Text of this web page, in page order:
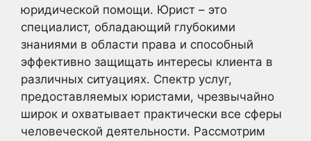
юридической помощи. Юрист – это
специалист, обладающий глубокими
знаниями в области права и способный
эффективно защищать интересы клиента в
различных ситуациях. Спектр услуг,
предоставляемых юристами, чрезвычайно
широк и охватывает практически все сферы
человеческой деятельности. Рассмотрим